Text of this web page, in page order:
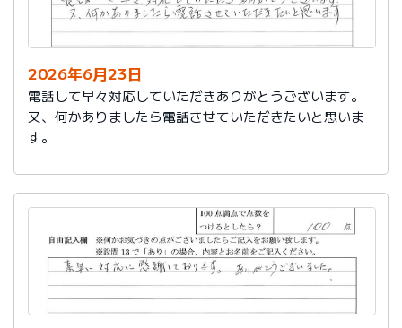
2026年6月23日
電話して早々対応していただきありがとうございます。
又、何かありましたら電話させていただきたいと思いま
す。